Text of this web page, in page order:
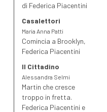
di Federica Piacentini
Casalettori
Maria Anna Patti
Comincia a Brooklyn,
Federica Piacentini
Il Cittadino
Alessandra Selmi
Martin che cresce
troppo in fretta.
Federica Piacentini e